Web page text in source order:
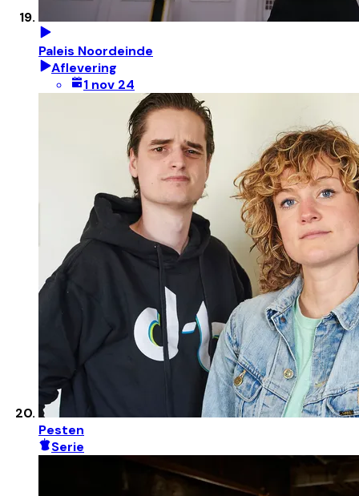
Paleis Noordeinde
Aflevering
1 nov 24
Pesten
Serie